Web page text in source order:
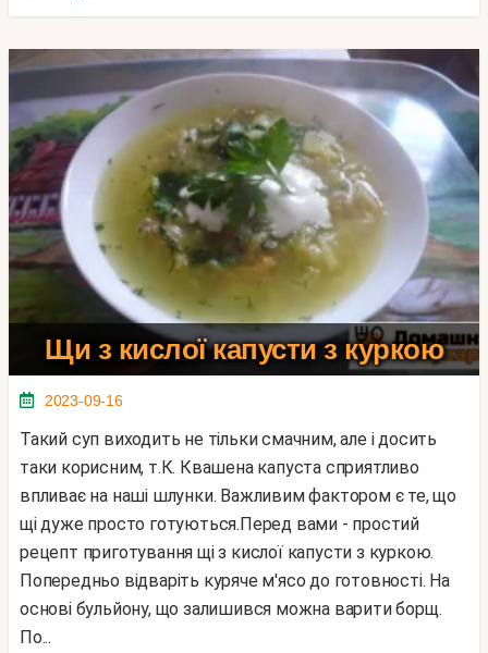
Щи з кислої капусти з куркою
2023-09-16
Такий суп виходить не тільки смачним, але і досить
таки корисним, т.К. Квашена капуста сприятливо
впливає на наші шлунки. Важливим фактором є те, що
щі дуже просто готуються.Перед вами - простий
рецепт приготування щі з кислої капусти з куркою.
Попередньо відваріть куряче м'ясо до готовності. На
основі бульйону, що залишився можна варити борщ.
По...